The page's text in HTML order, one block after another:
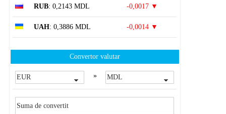
RUB: 0,2143 MDL -0,0017 ▼
UAH: 0,3886 MDL -0,0014 ▼
Convertor valutar
»